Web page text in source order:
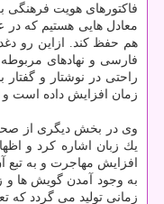
فاكتورهای هویت فرهنگی
معادل هایی هستیم كه در
هم حفظ كند. ازاین رو
فارسی و نهادهای مربوطه
راحتی در نوشتار و
زمان افزایش داده است و
وی در بخش دیگری از
یك زبان اشاره كرد و
افزایش مهاجرت و به تبع
به وجود آمدن گویش ها
زمانی تولید می گردد كه